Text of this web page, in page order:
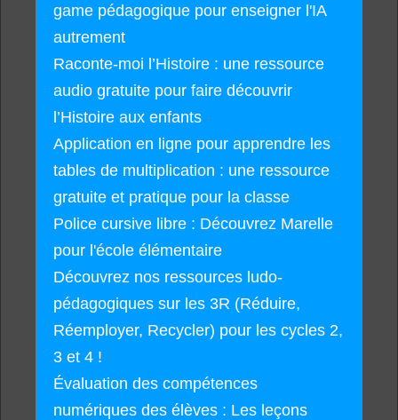
game pédagogique pour enseigner l'IA
autrement
Raconte-moi l’Histoire : une ressource
audio gratuite pour faire découvrir
l’Histoire aux enfants
Application en ligne pour apprendre les
tables de multiplication : une ressource
gratuite et pratique pour la classe
Police cursive libre : Découvrez Marelle
pour l'école élémentaire
Découvrez nos ressources ludo-
pédagogiques sur les 3R (Réduire,
Réemployer, Recycler) pour les cycles 2,
3 et 4 !
Évaluation des compétences
numériques des élèves : Les leçons